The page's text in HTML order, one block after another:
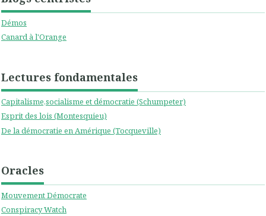
Démos
Canard à l'Orange
Lectures fondamentales
Capitalisme,socialisme et démocratie (Schumpeter)
Esprit des lois (Montesquieu)
De la démocratie en Amérique (Tocqueville)
Oracles
Mouvement Démocrate
Conspiracy Watch